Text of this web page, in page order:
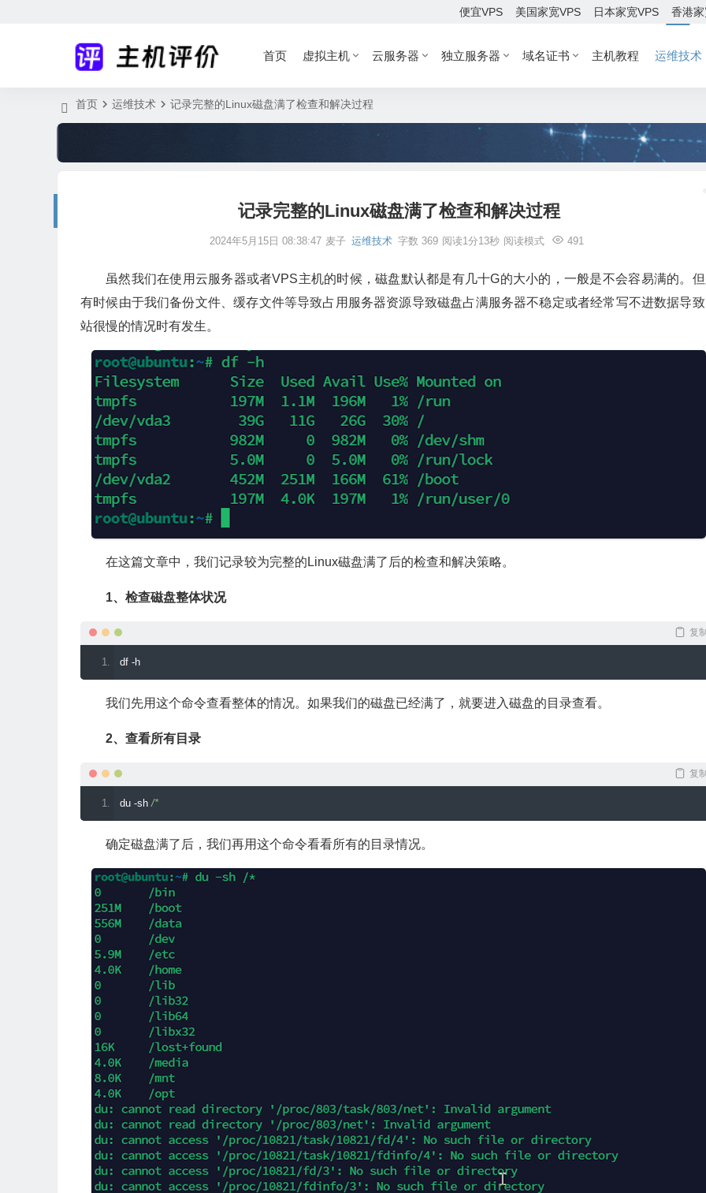
便宜VPS 美国家宽VPS 日本家宽VPS 香港
首页 虚拟主机 云服务器 独立服务器 域名证书 主机教程 运维技术
首页 运维技术 记录完整的Linux磁盘满了检查和解决过程
记录完整的Linux磁盘满了检查和解决过程
2024年5月15日 08:38:47 麦子 运维技术 491
字数 369 阅读1分13秒 阅读模式
虽然我们在使用云服务器或者VPS主机的时候，磁盘默认都是有几十G的大小的，一般是不会容易满的。
有时候由于我们备份文件、缓存文件等导致占用服务器资源导致磁盘占满服务器不稳定或者经常写不进数据导
站很慢的情况时有发生。
在这篇文章中，我们记录较为完整的Linux磁盘满了后的检查和解决策略。
1、检查磁盘整体状况
复
df -h
我们先用这个命令查看整体的情况。如果我们的磁盘已经满了，就要进入磁盘的目录查看。
2、查看所有目录
复
du -sh /*
确定磁盘满了后，我们再用这个命令看看所有的目录情况。